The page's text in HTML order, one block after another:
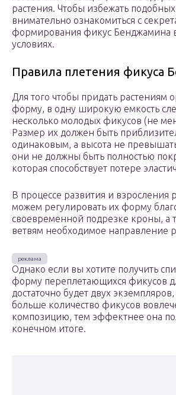
растения. Чтобы избежать
внимательно ознакомиться с
формирования фикус Бенджамина
условиях.
Правила плетения фикуса
Для того чтобы придать растениям
форму, в одну широкую емкость
несколько молодых фикусов (не
Размер их должен быть
одинаковым, а высота не
они не должны быть полностью
которая способствует потере
В процессе развития и взросления
можем регулировать их форму
своевременной подрезке кроны, а
ветвям необходимое направление
Однако если вы хотите получить
форму переплетающихся фикусов
достаточно будет двух
больше количество фикусов
композицию, тем эффектнее она
конечном итоге.